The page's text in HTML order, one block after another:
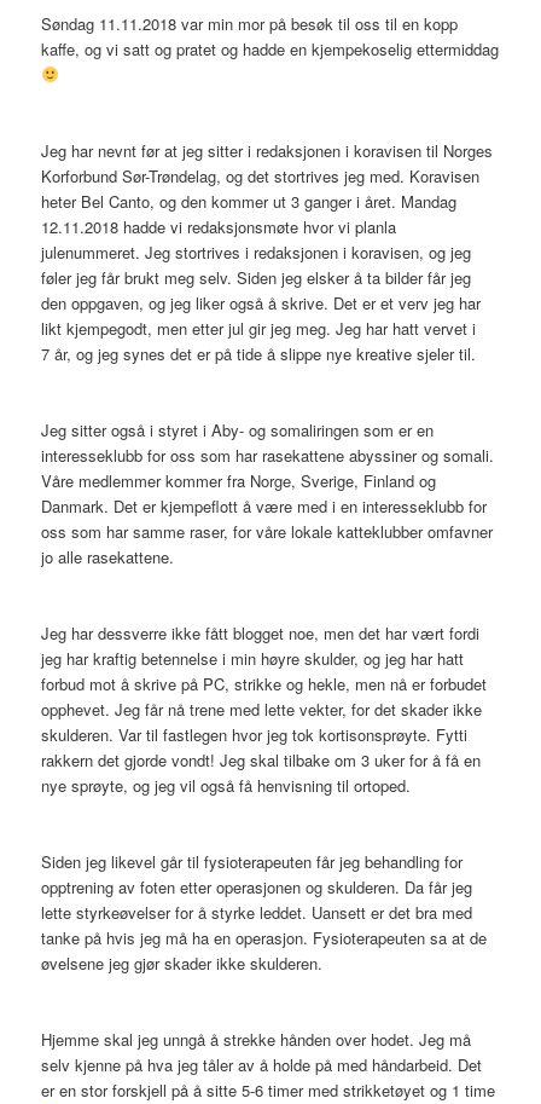
Søndag 11.11.2018 var min mor på besøk til oss til en kopp
kaffe, og vi satt og pratet og hadde en kjempekoselig ettermiddag
Jeg har nevnt før at jeg sitter i redaksjonen i koravisen til Norges
Korforbund Sør-Trøndelag, og det stortrives jeg med. Koravisen
heter Bel Canto, og den kommer ut 3 ganger i året. Mandag
12.11.2018 hadde vi redaksjonsmøte hvor vi planla
julenummeret. Jeg stortrives i redaksjonen i koravisen, og jeg
føler jeg får brukt meg selv. Siden jeg elsker å ta bilder får jeg
den oppgaven, og jeg liker også å skrive. Det er et verv jeg har
likt kjempegodt, men etter jul gir jeg meg. Jeg har hatt vervet i
7 år, og jeg synes det er på tide å slippe nye kreative sjeler til.
Jeg sitter også i styret i Aby- og somaliringen som er en
interesseklubb for oss som har rasekattene abyssiner og somali.
Våre medlemmer kommer fra Norge, Sverige, Finland og
Danmark. Det er kjempeflott å være med i en interesseklubb for
oss som har samme raser, for våre lokale katteklubber omfavner
jo alle rasekattene.
Jeg har dessverre ikke fått blogget noe, men det har vært fordi
jeg har kraftig betennelse i min høyre skulder, og jeg har hatt
forbud mot å skrive på PC, strikke og hekle, men nå er forbudet
opphevet. Jeg får nå trene med lette vekter, for det skader ikke
skulderen. Var til fastlegen hvor jeg tok kortisonsprøyte. Fytti
rakkern det gjorde vondt! Jeg skal tilbake om 3 uker for å få en
nye sprøyte, og jeg vil også få henvisning til ortoped.
Siden jeg likevel går til fysioterapeuten får jeg behandling for
opptrening av foten etter operasjonen og skulderen. Da får jeg
lette styrkeøvelser for å styrke leddet. Uansett er det bra med
tanke på hvis jeg må ha en operasjon. Fysioterapeuten sa at de
øvelsene jeg gjør skader ikke skulderen.
Hjemme skal jeg unngå å strekke hånden over hodet. Jeg må
selv kjenne på hva jeg tåler av å holde på med håndarbeid. Det
er en stor forskjell på å sitte 5-6 timer med strikketøyet og 1 time